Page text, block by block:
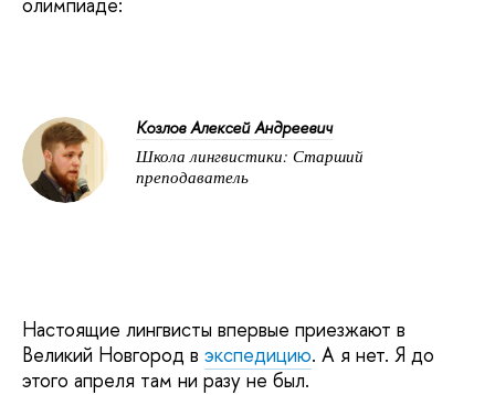
Козлов Алексей Андреевич
Школа лингвистики: Старший
преподаватель
Настоящие лингвисты впервые приезжают в
Великий Новгород в экспедицию. А я нет. Я до
этого апреля там ни разу не был.